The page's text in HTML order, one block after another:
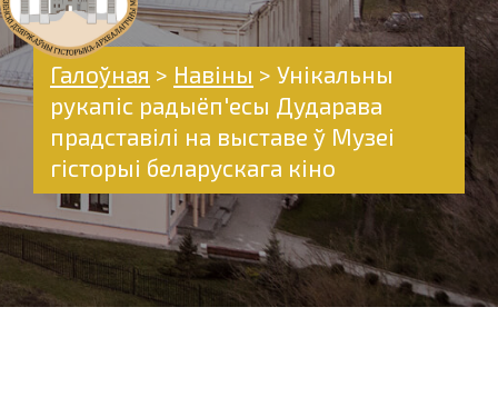
Галоўная > Навіны > Унікальны
рукапіс радыёп'есы Дударава
прадставілі на выставе ў Музеі
гісторыі беларускага кіно